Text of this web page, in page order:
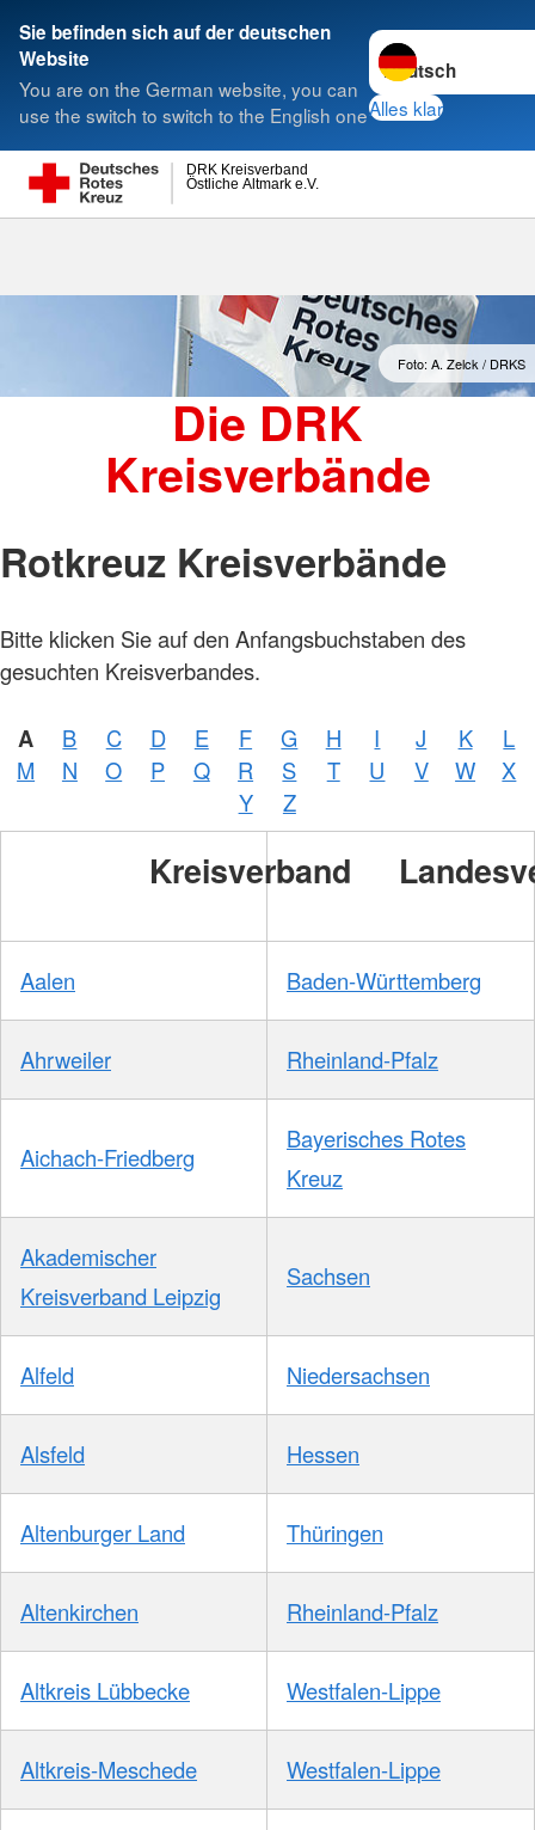
Sie befinden sich auf der deutschen
Website
You are on the German website, you can
use the switch to switch to the English one
Sprache wechseln
Alles klar
Östliche Altmark e.V.
DRK Kreisverband
Suche
Kreisverbände
Foto: A. Zelck / DRKS
Die DRK
Kreisverbände
Rotkreuz Kreisverbände
Bitte klicken Sie auf den Anfangsbuchstaben des
gesuchten Kreisverbandes.
A B C D E F G H I J K
L
M
N O P Q R S T U V W
X
Y
Z
Kreisverband
Aalen Baden-Württemberg
Ahrweiler Rheinland-Pfalz
Aichach-Friedberg
Bayerisches Rotes
Kreuz
Akademischer
Kreisverband Leipzig
Sachsen
Alfeld Niedersachsen
Alsfeld Hessen
Altenburger Land Thüringen
Altenkirchen Rheinland-Pfalz
Altkreis Lübbecke Westfalen-Lippe
Altkreis-Meschede Westfalen-Lippe